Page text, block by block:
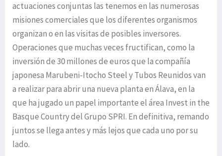
actuaciones conjuntas las tenemos en las numerosas
misiones comerciales que los diferentes organismos
organizan o en las visitas de posibles inversores.
Operaciones que muchas veces fructifican, como la
inversión de 30 millones de euros que la compañía
japonesa Marubeni-Itocho Steel y Tubos Reunidos van
a realizar para abrir una nueva planta en Álava, en la
que ha jugado un papel importante el área Invest in the
Basque Country del Grupo SPRI. En definitiva, remando
juntos se llega antes y más lejos que cada uno por su
lado.